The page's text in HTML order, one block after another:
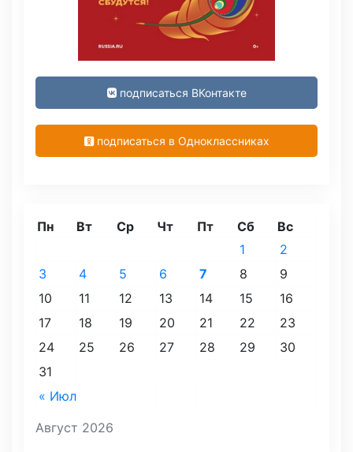
подписаться ВКонтакте
подписаться в Одноклассниках
Август 2026
Пн Вт Ср Чт Пт Сб Вс
« Июл
1
2
3
4 5 6 7 8
9
10
11 12 13 14 15
16
17
18 19 20 21 22
23
24
25 26 27 28 29
30
31